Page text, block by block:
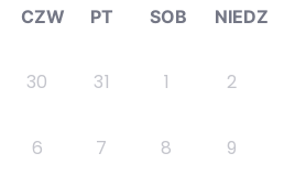
CZW PT SOB NIEDZ
30 31 1 2
6 7 8 9